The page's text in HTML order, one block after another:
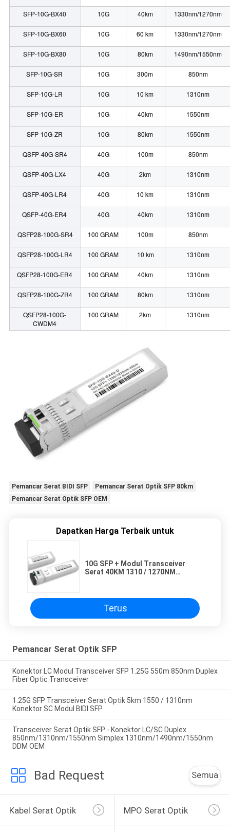
SFP-10G-BX40 10G 40km 1330nm/1270nm
SFP-10G-BX60 10G 60 km 1330nm/1270nm
SFP-10G-BX80 10G 80km 1490nm/1550nm
SFP-10G-SR 10G 300m 850nm
SFP-10G-LR 10G 10 km 1310nm
SFP-10G-ER 10G 40km 1550nm
SFP-10G-ZR 10G 80km 1550nm
QSFP-40G-SR4 40G 100m 850nm
QSFP-40G-LX4 40G 2km 1310nm
QSFP-40G-LR4 40G 10 km 1310nm
QSFP-40G-ER4 40G 40km 1310nm
QSFP28-100G-SR4 100 GRAM 100m 850nm
QSFP28-100G-LR4 100 GRAM 10 km 1310nm
QSFP28-100G-ER4 100 GRAM 40km 1310nm
QSFP28-100G-ZR4 100 GRAM 80km 1310nm
QSFP28-100G-
CWDM4
100 GRAM 2km 1310nm
Pemancar Serat BIDI SFP
Pemancar Serat Optik SFP 80km
Pemancar Serat Optik SFP OEM
Dapatkan Harga Terbaik untuk
10G SFP + Modul Transceiver
Serat 40KM 1310 / 1270NM
Terus
Pemancar Serat Optik SFP
Konektor LC Modul Transceiver SFP 1.25G 550m 850nm Duplex
Fiber Optic Transceiver
1.25G SFP Transceiver Serat Optik 5km 1550 / 1310nm
Konektor SC Modul BIDI SFP
Transceiver Serat Optik SFP - Konektor LC/SC Duplex
850nm/1310nm/1550nm Simplex 1310nm/1490nm/1550nm
DDM OEM
Bad Request Semua
Kabel Serat Optik MPO Serat Optik